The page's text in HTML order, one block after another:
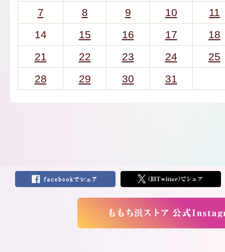
7
8 9 10
11
14
15 16 17
18
21
22 23 24
25
28
29 30 31